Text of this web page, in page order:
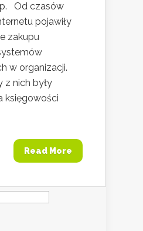
Od czasów
pojawiły
zakupu
w organizacji.
z nich były
księgowości
Read More